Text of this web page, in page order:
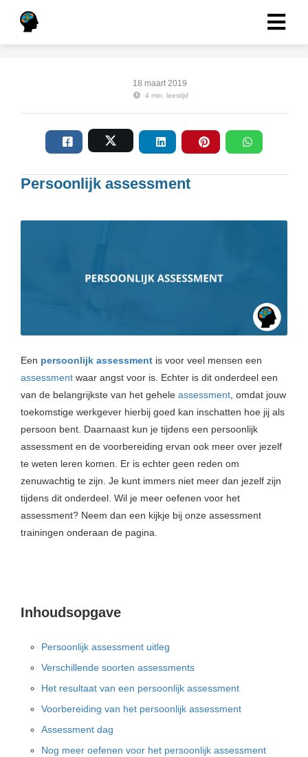
18 maart 2019
4 min. leestijd
Persoonlijk assessment
Een persoonlijk assessment is voor veel mensen een
assessment waar angst voor is. Echter is dit onderdeel een
van de belangrijkste van het gehele assessment , omdat jouw
toekomstige werkgever hierbij goed kan inschatten hoe jij als
persoon bent. Daarnaast kun je tijdens een persoonlijk
assessment en de voorbereiding ervan ook meer over jezelf
te weten leren komen. Er is echter geen reden om
zenuwachtig te zijn. Je kunt immers niet meer dan jezelf zijn
tijdens dit onderdeel. Wil je meer oefenen voor het
assessment? Neem dan een kijkje bij onze assessment
trainingen onderaan de pagina.
Inhoudsopgave
Persoonlijk assessment uitleg
Verschillende soorten assessments
Het resultaat van een persoonlijk assessment
Voorbereiding van het persoonlijk assessment
Assessment dag
Nog meer oefenen voor het persoonlijk assessment